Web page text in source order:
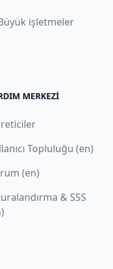
işletmeler
MERKEZI
Topluluğu (en)
(en)
& SSS